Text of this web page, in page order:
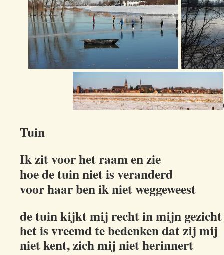
Tuin
Ik zit voor het raam en zie
hoe de tuin niet is veranderd
voor haar ben ik niet weggeweest
de tuin kijkt mij recht in mijn gezicht
het is vreemd te bedenken dat zij mij
niet kent, zich mij niet herinnert